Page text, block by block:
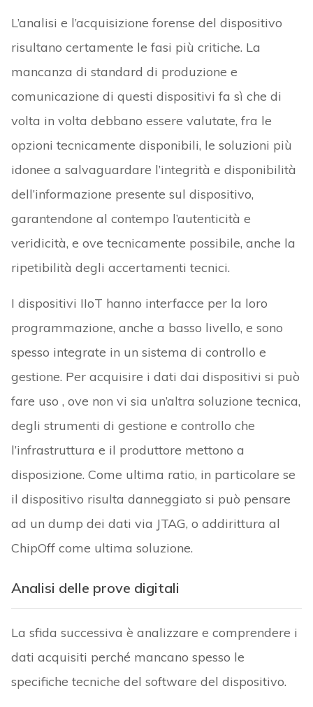
L’analisi e l’acquisizione forense del dispositivo
risultano certamente le fasi più critiche. La
mancanza di standard di produzione e
comunicazione di questi dispositivi fa sì che di
volta in volta debbano essere valutate, fra le
opzioni tecnicamente disponibili, le soluzioni più
idonee a salvaguardare l’integrità e disponibilità
dell’informazione presente sul dispositivo,
garantendone al contempo l’autenticità e
veridicità, e ove tecnicamente possibile, anche la
ripetibilità degli accertamenti tecnici.
I dispositivi IIoT hanno interfacce per la loro
programmazione, anche a basso livello, e sono
spesso integrate in un sistema di controllo e
gestione. Per acquisire i dati dai dispositivi si può
fare uso , ove non vi sia un’altra soluzione tecnica,
degli strumenti di gestione e controllo che
l’infrastruttura e il produttore mettono a
disposizione. Come ultima ratio, in particolare se
il dispositivo risulta danneggiato si può pensare
ad un dump dei dati via JTAG, o addirittura al
ChipOff come ultima soluzione.
Analisi delle prove digitali
La sfida successiva è analizzare e comprendere i
dati acquisiti perché mancano spesso le
specifiche tecniche del software del dispositivo.